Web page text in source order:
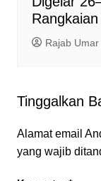
Rajab Umar
Tinggalkan
Alamat email
yang wajib